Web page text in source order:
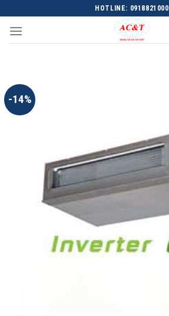
content
HOTLINE: 0918821000
-14%